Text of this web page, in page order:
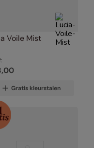
Voile Mist
,00
Gratis kleurstalen